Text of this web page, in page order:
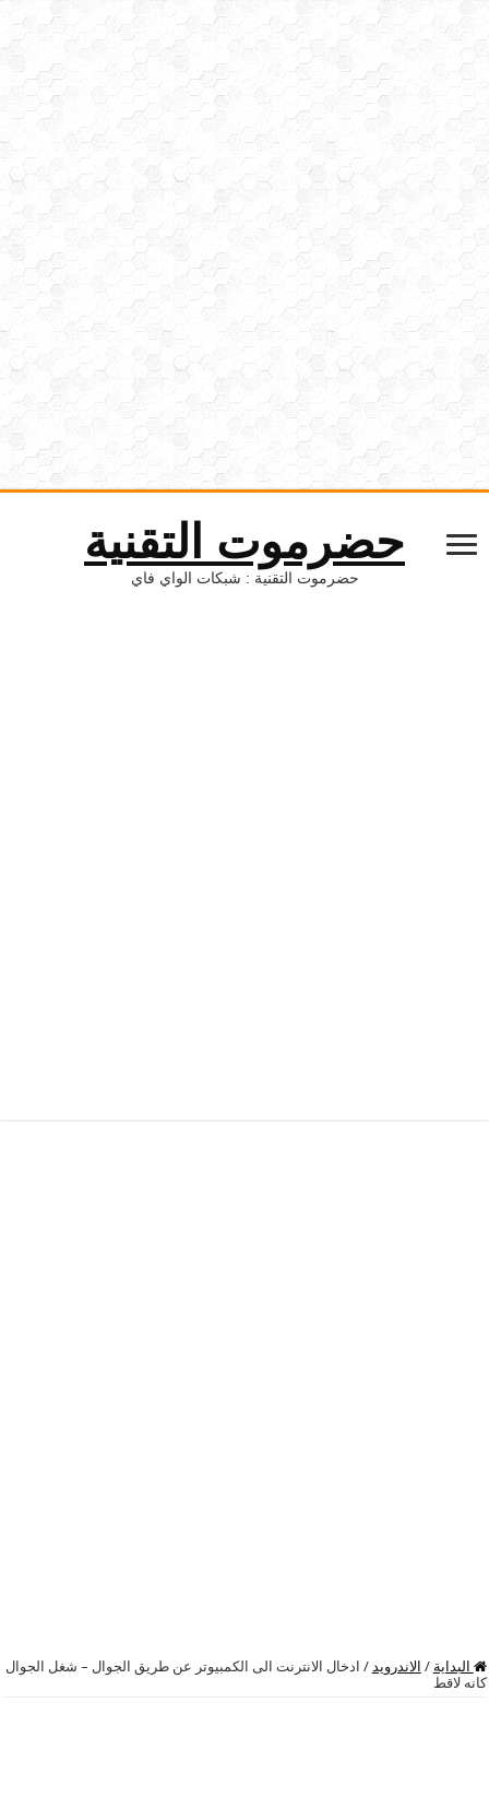
حضرموت التقنية
حضرموت التقنية : شبكات الواي فاي
البداية / الاندرويد /
ادخال الانترنت الى الكمبيوتر عن طريق الجوال – شغل الجوال
كانه لاقط